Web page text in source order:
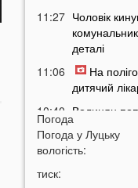
11:27 Чоловік
деталі
11:06
На
дитячий
10:40 Волинян
серйозну
Луцька
Погода
Погода у Луцьку
вологість:
тиск: